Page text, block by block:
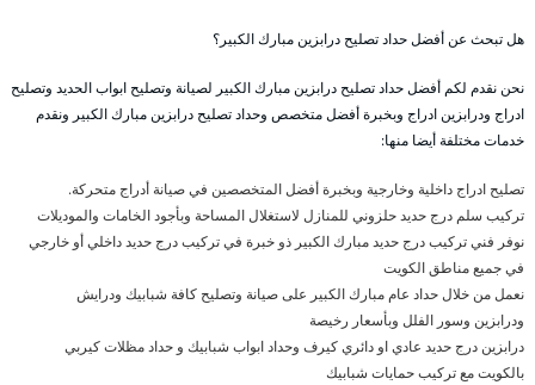
هل تبحث عن أفضل حداد تصليح درابزين مبارك الكبير؟
نحن نقدم لكم أفضل حداد تصليح درابزين مبارك الكبير لصيانة وتصليح ابواب الحديد وتصليح
ادراج ودرابزين ادراج وبخبرة أفضل متخصص وحداد تصليح درابزين مبارك الكبير ونقدم
خدمات مختلفة أيضا منها:
تصليح ادراج داخلية وخارجية وبخبرة أفضل المتخصصين في صيانة أدراج متحركة.
تركيب سلم درج حديد حلزوني للمنازل لاستغلال المساحة وبأجود الخامات والموديلات
نوفر فني تركيب درج حديد مبارك الكبير ذو خبرة في تركيب درج حديد داخلي أو خارجي
في جميع مناطق الكويت
نعمل من خلال حداد عام مبارك الكبير على صيانة وتصليح كافة شبابيك ودرايش
ودرابزين وسور الفلل وبأسعار رخيصة
درابزين درج حديد عادي او دائري كيرف وحداد ابواب شبابيك و حداد مظلات كيربي
بالكويت مع تركيب حمايات شبابيك